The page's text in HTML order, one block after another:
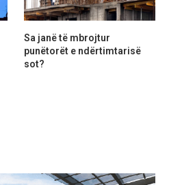
Sa janë të mbrojtur
punëtorët e ndërtimtarisë
sot?